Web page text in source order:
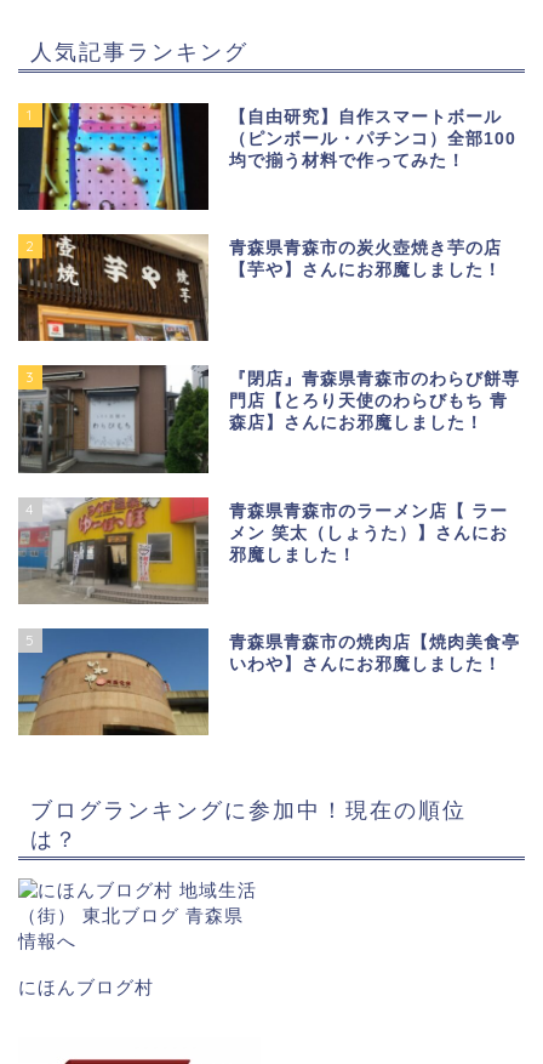
人気記事ランキング
1
【自由研究】自作スマートボール
（ピンボール・パチンコ）全部100
均で揃う材料で作ってみた！
2
青森県青森市の炭火壺焼き芋の店
【芋や】さんにお邪魔しました！
3
『閉店』青森県青森市のわらび餅専
門店【とろり天使のわらびもち 青
森店】さんにお邪魔しました！
4
青森県青森市のラーメン店【 ラー
メン 笑太（しょうた）】さんにお
邪魔しました！
5
青森県青森市の焼肉店【焼肉美食亭
いわや】さんにお邪魔しました！
ブログランキングに参加中！現在の順位
は？
にほんブログ村